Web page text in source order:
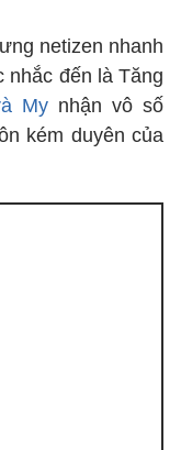
netizen nhanh
nhắc đến là Tăng
My nhận vô số
kém duyên của